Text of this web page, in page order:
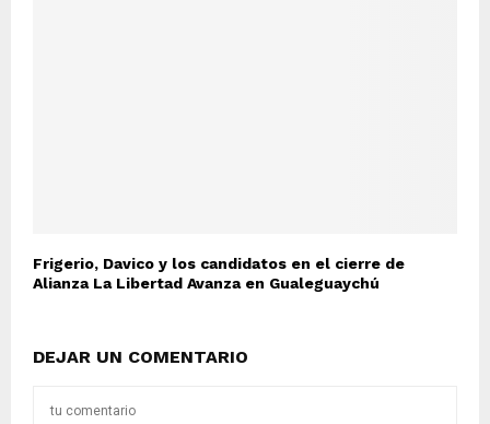
Frigerio, Davico y los candidatos en el cierre de
Alianza La Libertad Avanza en Gualeguaychú
DEJAR UN COMENTARIO